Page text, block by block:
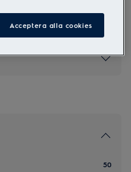
enligt EU-
i produktmanualen. Läs hela
av produkten.
inom
50
Acceptera alla cookies